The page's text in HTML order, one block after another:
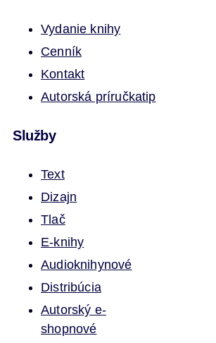
Vydanie knihy
Cenník
Kontakt
Autorská príručkatip
Služby
Text
Dizajn
Tlač
E-knihy
Audioknihynové
Distribúcia
Autorský e-
shopnové